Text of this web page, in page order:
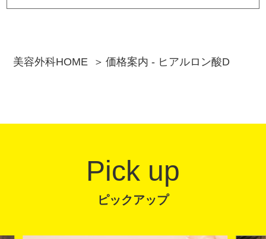
美容外科HOME 価格案内 - ヒアルロン酸D
Pick up
ピックアップ